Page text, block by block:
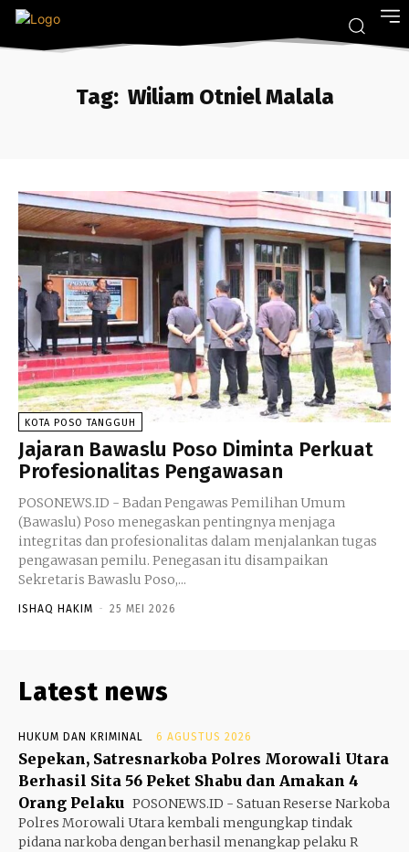
Tag: Wiliam Otniel Malala
KOTA POSO TANGGUH
Jajaran Bawaslu Poso Diminta Perkuat
Profesionalitas Pengawasan
POSONEWS.ID - Badan Pengawas Pemilihan Umum
(Bawaslu) Poso menegaskan pentingnya menjaga
integritas dan profesionalitas dalam menjalankan tugas
pengawasan pemilu. Penegasan itu disampaikan
Sekretaris Bawaslu Poso,...
ISHAQ HAKIM - 25 MEI 2026
Latest news
HUKUM DAN KRIMINAL 6 AGUSTUS 2026
Sepekan, Satresnarkoba Polres Morowali Utara
Berhasil Sita 56 Peket Shabu dan Amakan 4
Orang Pelaku POSONEWS.ID - Satuan Reserse Narkoba
Polres Morowali Utara kembali mengungkap tindak
pidana narkoba dengan berhasil menangkap pelaku R